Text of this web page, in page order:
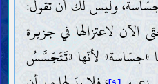
جسّاسة، وليس لك أن تقول:
لاعتزالها في جزيرة
لها «جسّاسة» لأنّها «تَتَجَسَّسُ